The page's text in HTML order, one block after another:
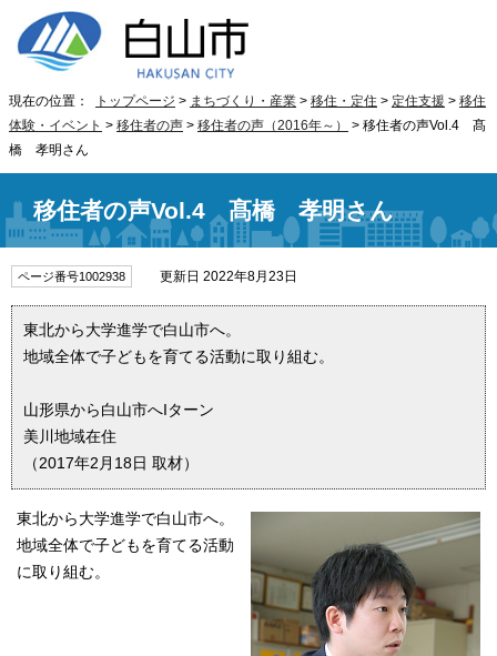
現在の位置： トップページ > まちづくり・産業 > 移住・定住 > 定住支援 > 移住
体験・イベント > 移住者の声 > 移住者の声（2016年～）
> 移住者の声Vol.4 髙
橋 孝明さん
移住者の声Vol.4 髙橋 孝明さん
ページ番号1002938 更新日 2022年8月23日
東北から大学進学で白山市へ。
地域全体で子どもを育てる活動に取り組む。
山形県から白山市へIターン
美川地域在住
（2017年2月18日 取材）
東北から大学進学で白山市へ。
地域全体で子どもを育てる活動
に取り組む。